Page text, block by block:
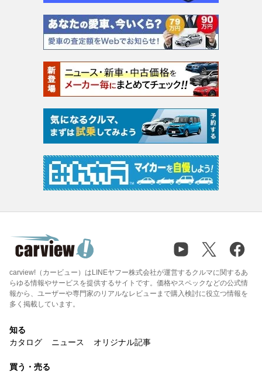
carview!（カービュー）はLINEヤフー株式会社が運営するクルマに関するあ
らゆる情報やサービスを提供するサイトです。価格やスペックなどの公式情
報から、ユーザーや専門家のリアルなレビューまで購入検討に役立つ情報を
多く掲載しています。
知る
カタログ
ニュース オリジナル記事
買う・売る